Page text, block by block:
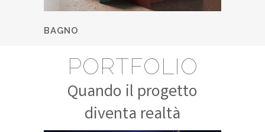
BAGNO
PORTFOLIO
Quando il progetto
diventa realtà